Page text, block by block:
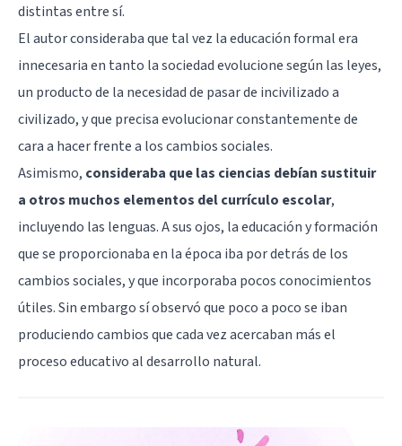
distintas entre sí.
El autor consideraba que tal vez la educación formal era
innecesaria en tanto la sociedad evolucione según las leyes,
un producto de la necesidad de pasar de incivilizado a
civilizado, y que precisa evolucionar constantemente de
cara a hacer frente a los cambios sociales.
Asimismo, consideraba que las ciencias debían sustituir
a otros muchos elementos del currículo escolar,
incluyendo las lenguas. A sus ojos, la educación y formación
que se proporcionaba en la época iba por detrás de los
cambios sociales, y que incorporaba pocos conocimientos
útiles. Sin embargo sí observó que poco a poco se iban
produciendo cambios que cada vez acercaban más el
proceso educativo al desarrollo natural.